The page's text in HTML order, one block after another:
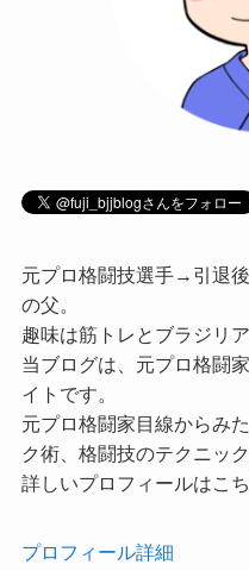
元プロ格闘技選手→引退
の父。
趣味は筋トレとブラジリ
当ブログは、元プロ格闘
イトです。
元プロ格闘家目線からみ
ク術、格闘技のテクニッ
詳しいプロフィールはこ
プロフィール詳細